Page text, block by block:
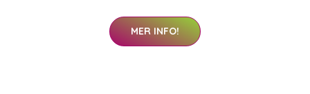
MER INFO!